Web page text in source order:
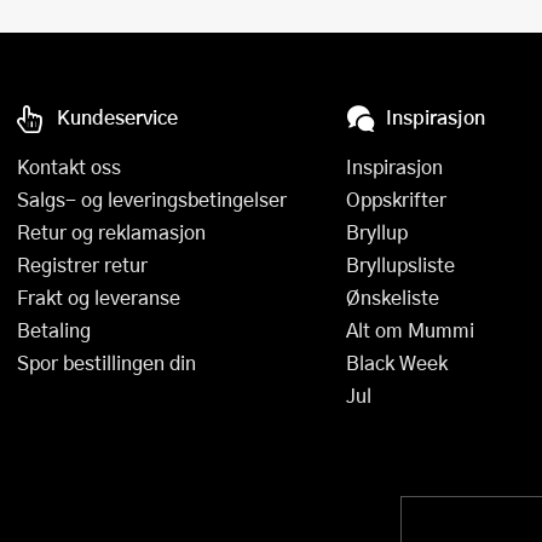
Kundeservice
Kontakt oss
Salgs- og leveringsbetingelser
Retur og reklamasjon
Registrer retur
Frakt og leveranse
Betaling
Spor bestillingen din
Inspirasjon
Inspirasjon
Oppskrifter
Bryllup
Bryllupsliste
Ønskeliste
Alt om Mummi
Black Week
Jul